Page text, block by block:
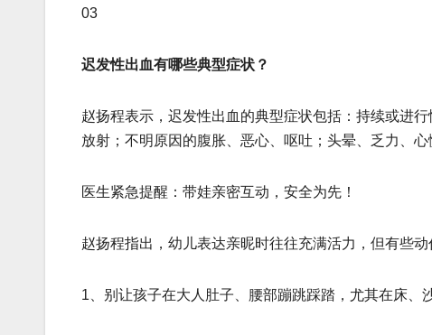
03
迟发性出血有哪些典型症状？
赵扬程表示，迟发性出血的典型症状包括：持续或进
放射；不明原因的腹胀、恶心、呕吐；头晕、乏力、心
医生紧急提醒：带娃亲密互动，安全为先！
赵扬程指出，幼儿表达亲昵时往往充满活力，但有些
1、别让孩子在大人肚子、腰部蹦跳踩踏，尤其在床、